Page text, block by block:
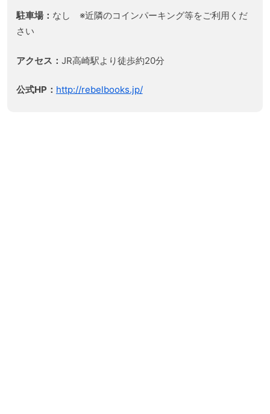
駐車場： なし ※近隣のコインパーキング等をご利用くだ
さい
アクセス： JR高崎駅より徒歩約20分
公式HP： http://rebelbooks.jp/